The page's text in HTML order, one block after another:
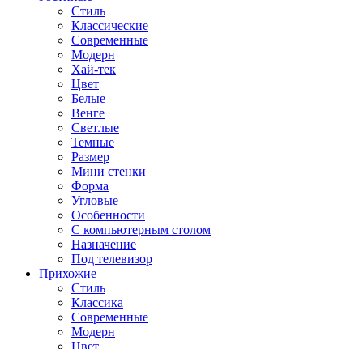
Стиль
Классические
Современные
Модерн
Хай-тек
Цвет
Белые
Венге
Светлые
Темные
Размер
Мини стенки
Форма
Угловые
Особенности
С компьютерным столом
Назначение
Под телевизор
Прихожие
Стиль
Классика
Современные
Модерн
Цвет